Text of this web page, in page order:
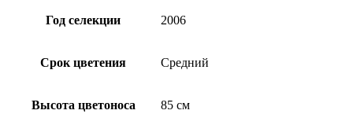
Год селекции 2006
Срок цветения Средний
Высота цветоноса 85 см